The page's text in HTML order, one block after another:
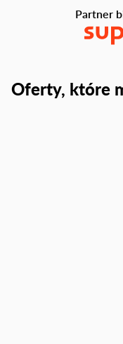
Oferty, które
Partner